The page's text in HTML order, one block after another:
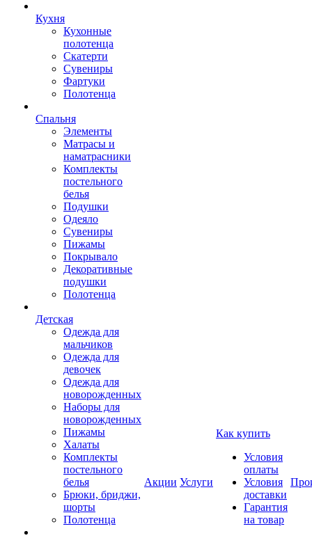
Кухня
Кухонные
полотенца
Скатерти
Сувениры
Фартуки
Полотенца
Спальня
Элементы
Матрасы и
наматрасники
Комплекты
постельного
белья
Подушки
Одеяло
Сувениры
Пижамы
Покрывало
Декоративные
подушки
Полотенца
Детская
Одежда для
мальчиков
Одежда для
девочек
Одежда для
новорожденных
Наборы для
новорожденных
Пижамы
Халаты
Комплекты
постельного
белья
Брюки, бриджи,
шорты
Полотенца
Акции Услуги
Как купить
Условия
оплаты
Условия
доставки
Гарантия
на товар